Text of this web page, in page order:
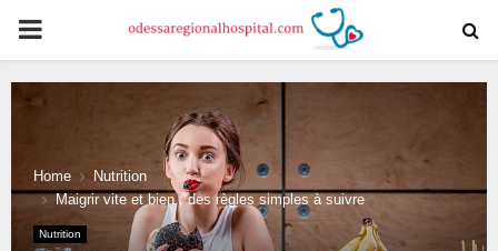
PRIMARY
MENU
Home
Nutrition
Maigrir vite et bien : des règles simples à suivre
Nutrition